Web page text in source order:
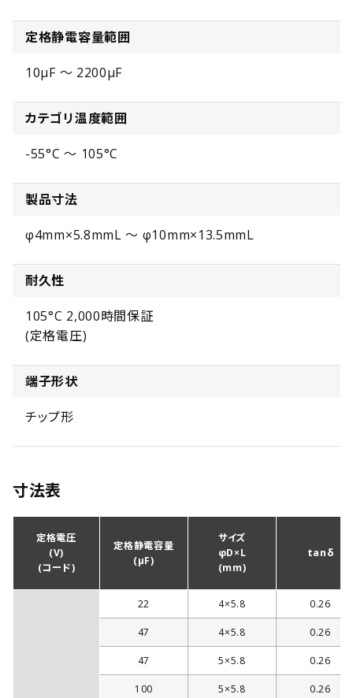
定格静電容量範囲
10µF ～ 2200µF
カテゴリ温度範囲
-55°C ～ 105°C
製品寸法
φ4mm×5.8mmL ～ φ10mm×13.5mmL
耐久性
105°C 2,000時間保証
(定格電圧)
端子形状
チップ形
寸法表
定格電圧
(V)
(コード)
定格静電容量
(µF)
サイズ
φD×L
(mm)
tanδ
22 4×5.8 0.26
47 4×5.8 0.26
47 5×5.8 0.26
100 5×5.8 0.26